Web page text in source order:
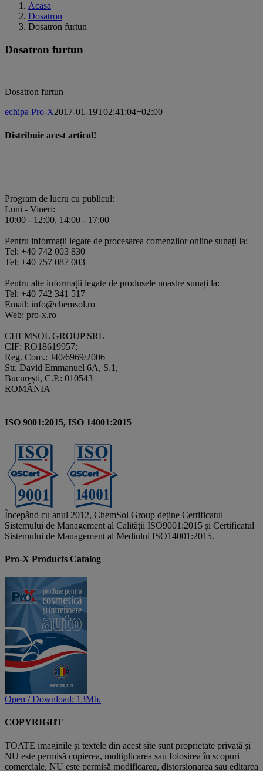
Acasa
Dosatron
Dosatron furtun
Dosatron furtun
Dosatron furtun
echipa Pro-X2017-01-19T02:41:04+02:00
Distribuie acest articol!
Program de lucru cu publicul:
Luni - Vineri:
10:00 - 12:00, 14:00 - 17:00
Pentru informații legate de procesarea comenzilor online sunați la:
Tel: +40 742 003 830
Tel: +40 757 087 003
Pentru alte informații legate de produsele noastre sunați la:
Tel: +40 742 341 517
Email: info@chemsol.ro
Web: pro-x.ro
CHEMSOL GROUP SRL
CIF: RO18619957;
Reg. Com.: J40/6969/2006
Str. David Emmanuel 6A, S.1,
București, C.P.: 010543
ROMÂNIA
ISO 9001:2015, ISO 14001:2015
Începând cu anul 2012, ChemSol Group deține Certificatul
Sistemului de Management al Calității ISO9001:2015 și Certificatul
Sistemului de Management al Mediului ISO14001:2015.
Pro-X Products Catalog
Open / Download: 13Mb.
COPYRIGHT
TOATE imaginile și textele din acest site sunt proprietate privată și
NU este permisă copierea, multiplicarea sau folosirea în scopuri
comerciale, NU este permisă modificarea, distorsionarea sau editarea